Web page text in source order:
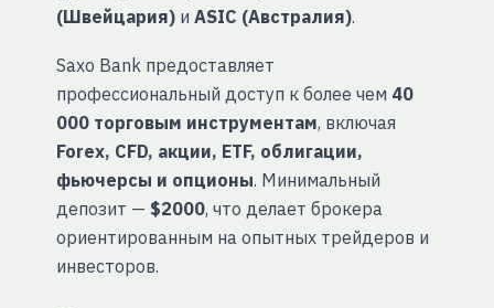
(Швейцария)и ASIC (Австралия).
Saxo Bank предоставляет
профессиональный доступ к более чем 40
000 торговым инструментам, включая
Forex, CFD, акции, ETF, облигации,
фьючерсы и опционы. Минимальный
депозит — $2000, что делает брокера
ориентированным на опытных трейдеров и
инвесторов.